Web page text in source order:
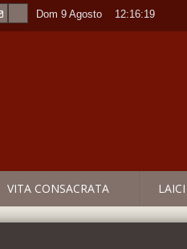
Dom 9 Agosto 12:16:20
VITA CONSACRATA LAICI